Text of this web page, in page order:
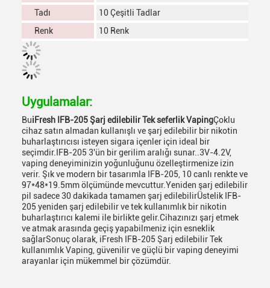
Tadı
10 Çeşitli Tadlar
Renk
10 Renk
Uygulamalar:
BuiFresh IFB-205 Şarj edilebilir Tek seferlik VapingÇoklu
cihaz satın almadan kullanışlı ve şarj edilebilir bir nikotin
buharlaştırıcısı isteyen sigara içenler için ideal bir
seçimdir.IFB-205 3'ün bir gerilim aralığı sunar..3V-4.2V,
vaping deneyiminizin yoğunluğunu özelleştirmenize izin
verir. Şık ve modern bir tasarımla IFB-205, 10 canlı renkte ve
97*48*19.5mm ölçümünde mevcuttur.Yeniden şarj edilebilir
pil sadece 30 dakikada tamamen şarj edilebilirÜstelik IFB-
205 yeniden şarj edilebilir ve tek kullanımlık bir nikotin
buharlaştırıcı kalemi ile birlikte gelir.Cihazınızı şarj etmek
ve atmak arasında geçiş yapabilmeniz için esneklik
sağlarSonuç olarak, iFresh IFB-205 Şarj edilebilir Tek
kullanımlık Vaping, güvenilir ve güçlü bir vaping deneyimi
arayanlar için mükemmel bir çözümdür.